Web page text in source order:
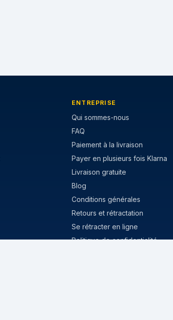
ENTREPRISE
Qui sommes-nous
FAQ
Paiement à la livraison
Payer en plusieurs fois Klarna
Livraison gratuite
Blog
Conditions générales
Retours et rétractation
Se rétracter en ligne
Politique de confidentialité